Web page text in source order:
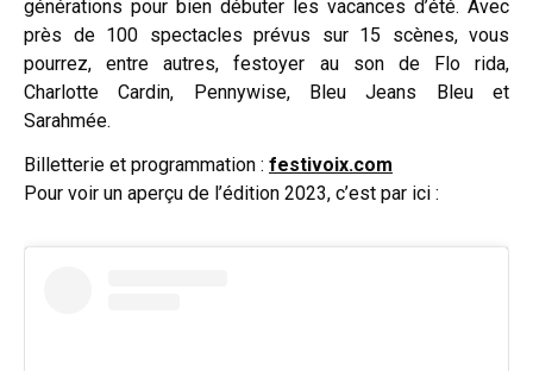
générations pour bien débuter les vacances d’été. Avec
près de 100 spectacles prévus sur 15 scènes, vous
pourrez, entre autres, festoyer au son de Flo rida,
Charlotte Cardin, Pennywise, Bleu Jeans Bleu et
Sarahmée.
Billetterie et programmation : festivoix.com
Pour voir un aperçu de l’édition 2023, c’est par ici :